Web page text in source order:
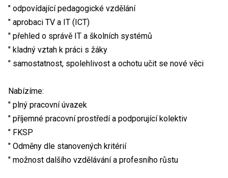
" odpovídající pedagogické vzdělání
" aprobaci TV a IT (ICT)
" přehled o správě IT a školních systémů
" kladný vztah k práci s žáky
" samostatnost, spolehlivost a ochotu učit se nové věci
Nabízíme:
" plný pracovní úvazek
" příjemné pracovní prostředí a podporující kolektiv
" FKSP
" Odměny dle stanovených kritérií
" možnost dalšího vzdělávání a profesního růstu